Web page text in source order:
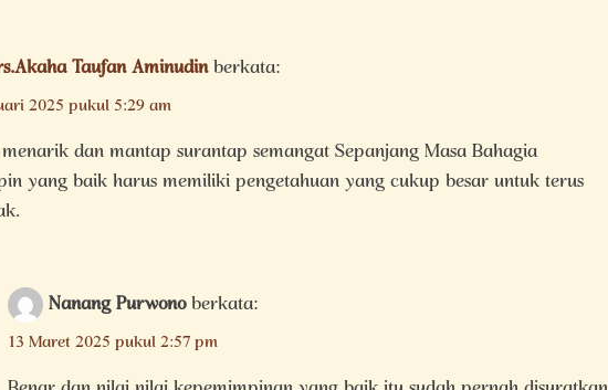
Taufan Aminudinberkata:
2025 pukul 5:29 am
dan mantap surantap semangat Sepanjang Masa Bahagia
yang baik harus memiliki pengetahuan yang cukup besar untuk terus
Nanang Purwonoberkata:
13 Maret 2025 pukul 2:57 pm